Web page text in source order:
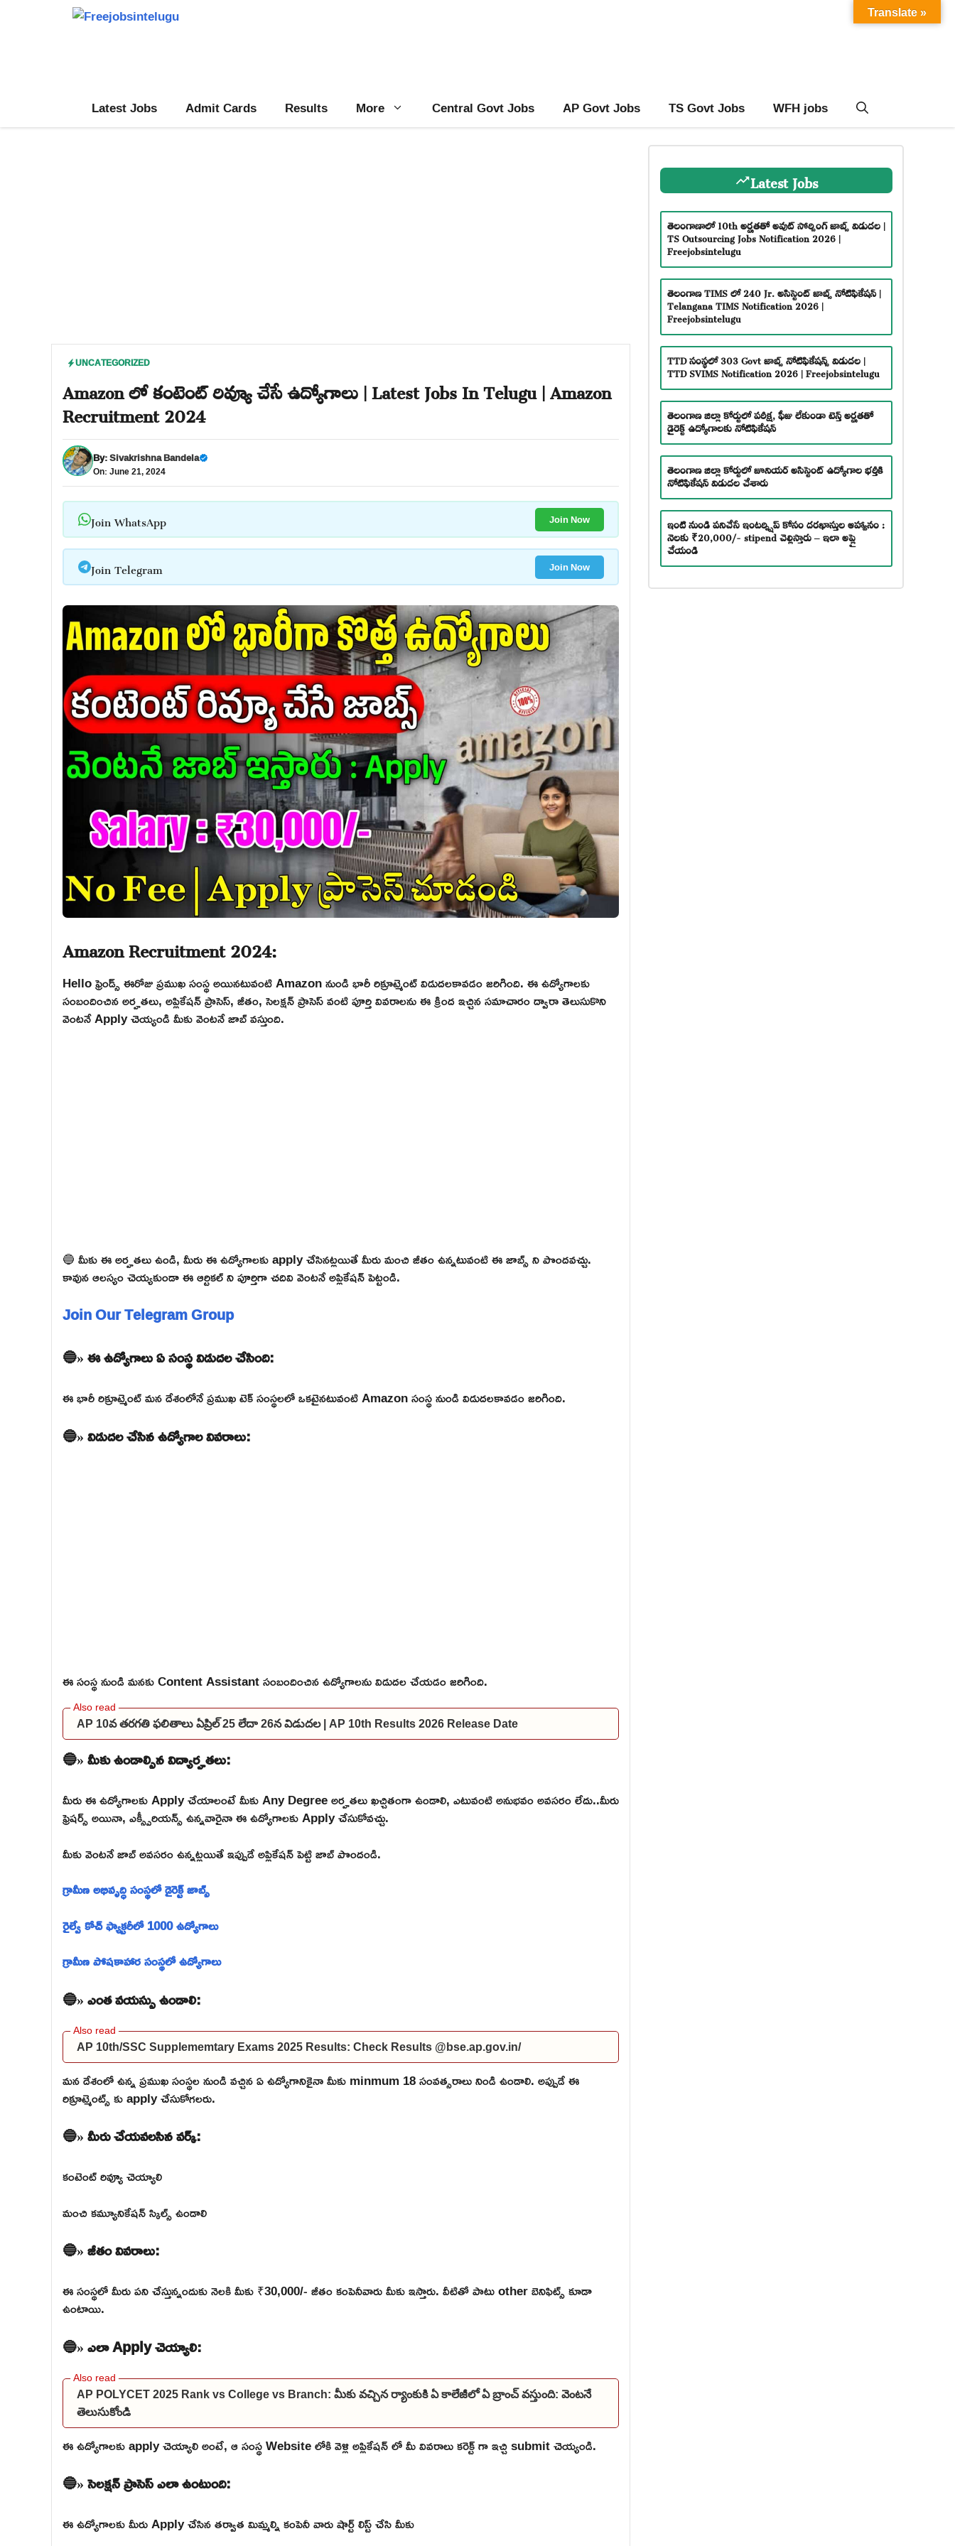
Latest Jobs Admit Cards Results More Central Govt Jobs AP Govt Jobs TS Govt Jobs WFH jobs
UNCATEGORIZED
Amazon లో కంటెంట్ రివ్యూ చేసే ఉద్యోగాలు | Latest Jobs In Telugu | Amazon
Recruitment 2024
By:Sivakrishna Bandela
On: June 21, 2024
Join WhatsApp Join Now
Join Telegram Join Now
Amazon Recruitment 2024:
Hello ఫ్రెండ్స్ ఈరోజు ప్రముఖ సంస్థ అయినటువంటి Amazon నుండి భారీ రిక్రూట్మెంట్ విడుదలకావడం జరిగింది. ఈ ఉద్యోగాలకు
సంబందించిన అర్హతలు, అప్లికేషన్ ప్రాసెస్, జీతం, సెలక్షన్ ప్రాసెస్ వంటి పూర్తి వివరాలను ఈ క్రింద ఇచ్చిన సమాచారం ద్వారా తెలుసుకొని
వెంటనే Apply చెయ్యండి మీకు వెంటనే జాబ్ వస్తుంది.
🔵 మీకు ఈ అర్హతలు ఉండి, మీరు ఈ ఉద్యోగాలకు apply చేసినట్లయితే మీరు మంచి జీతం ఉన్నటువంటి ఈ జాబ్స్ ని పొందవచ్చు.
కావున ఆలస్యం చెయ్యకుండా ఈ ఆర్టికల్ ని పూర్తిగా చదివి వెంటనే అప్లికేషన్ పెట్టండి.
Join Our Telegram Group
🔵» ఈ ఉద్యోగాలు ఏ సంస్థ విడుదల చేసింది:
ఈ భారీ రిక్రూట్మెంట్ మన దేశంలోనే ప్రముఖ టెక్ సంస్థలలో ఒకటైనటువంటి Amazon సంస్థ నుండి విడుదలకావడం జరిగింది.
🔵» విడుదల చేసిన ఉద్యోగాల వివరాలు:
ఈ సంస్థ నుండి మనకు Content Assistant సంబందించిన ఉద్యోగాలను విడుదల చేయడం జరిగింది.
AP 10వ తరగతి ఫలితాలు ఏప్రిల్ 25 లేదా 26న విడుదల | AP 10th Results 2026 Release Date
🔵» మీకు ఉండాల్సిన విద్యార్హతలు:
మీరు ఈ ఉద్యోగాలకు Apply చేయాలంటే మీకు Any Degree అర్హతలు ఖచ్చితంగా ఉండాలి, ఎటువంటి అనుభవం అవసరం లేదు..మీరు
ఫ్రెషర్స్ అయినా, ఎక్స్పీరియన్స్ ఉన్నవారైనా ఈ ఉద్యోగాలకు Apply చేసుకోవచ్చు.
మీకు వెంటనే జాబ్ అవసరం ఉన్నట్లయితే ఇప్పుడే అప్లికేషన్ పెట్టి జాబ్ పొందండి.
గ్రామీణ అభివృద్ధి సంస్థలో డైరెక్ట్ జాబ్స్
రైల్వే కోచ్ ఫ్యాక్టరీలో 1000 ఉద్యోగాలు
గ్రామీణ పోషకాహార సంస్థలో ఉద్యోగాలు
🔵» ఎంత వయస్సు ఉండాలి:
AP 10th/SSC Supplememtary Exams 2025 Results: Check Results @bse.ap.gov.in/
మన దేశంలో ఉన్న ప్రముఖ సంస్థల నుండి వచ్చిన ఏ ఉద్యోగానికైనా మీకు minmum 18 సంవత్సరాలు నిండి ఉండాలి. అప్పుడే ఈ
రిక్రూట్మెంట్స్ కు apply చేసుకోగలరు.
🔵» మీరు చేయవలసిన వర్క్:
కంటెంట్ రివ్యూ చెయ్యాలి
మంచి కమ్యూనికేషన్ స్కిల్స్ ఉండాలి
🔵» జీతం వివరాలు:
ఈ సంస్థలో మీరు పని చేస్తున్నందుకు నెలకి మీకు ₹30,000/- జీతం కంపెనీవారు మీకు ఇస్తారు. వీటితో పాటు other బెనిఫిట్స్ కూడా
ఉంటాయి.
🔵» ఎలా Apply చెయ్యాలి:
AP POLYCET 2025 Rank vs College vs Branch: మీకు వచ్చిన ర్యాంకుకి ఏ కాలేజీలో ఏ బ్రాంచ్ వస్తుంది: వెంటనే
తెలుసుకోండి
ఈ ఉద్యోగాలకు apply చెయ్యాలి అంటే, ఆ సంస్థ Website లోకి వెళ్లి అప్లికేషన్ లో మీ వివరాలు కరెక్ట్ గా ఇచ్చి submit చెయ్యండి.
🔵» సెలక్షన్ ప్రాసెస్ ఎలా ఉంటుంది:
ఈ ఉద్యోగాలకు మీరు Apply చేసిన తర్వాత మిమ్మల్ని కంపెనీ వారు షార్ట్ లిస్ట్ చేసి మీకు
Latest Jobs
తెలంగాణాలో 10th అర్హతతో అవుట్ సోర్సింగ్ జాబ్స్ విడుదల |
TS Outsourcing Jobs Notification 2026 |
Freejobsintelugu
తెలంగాణ TIMS లో 240 Jr. అసిస్టెంట్ జాబ్స్ నోటిఫికేషన్ |
Telangana TIMS Notification 2026 |
Freejobsintelugu
TTD సంస్థలో 303 Govt జాబ్స్ నోటిఫికేషన్స్ విడుదల |
TTD SVIMS Notification 2026 | Freejobsintelugu
తెలంగాణ జిల్లా కోర్టులో పరీక్ష, ఫీజు లేకుండా టెన్త్ అర్హతతో
డైరెక్ట్ ఉద్యోగాలకు నోటిఫికేషన్
తెలంగాణ జిల్లా కోర్టులో జూనియర్ అసిస్టెంట్ ఉద్యోగాల భర్తీకి
నోటిఫికేషన్ విడుదల చేశారు
ఇంటి నుండి పనిచేసే ఇంటర్న్షిప్ కోసం దరఖాస్తుల ఆహ్వానం :
నెలకు ₹20,000/- stipend చెల్లిస్తారు – ఇలా అప్లై
చేయండి
Translate »